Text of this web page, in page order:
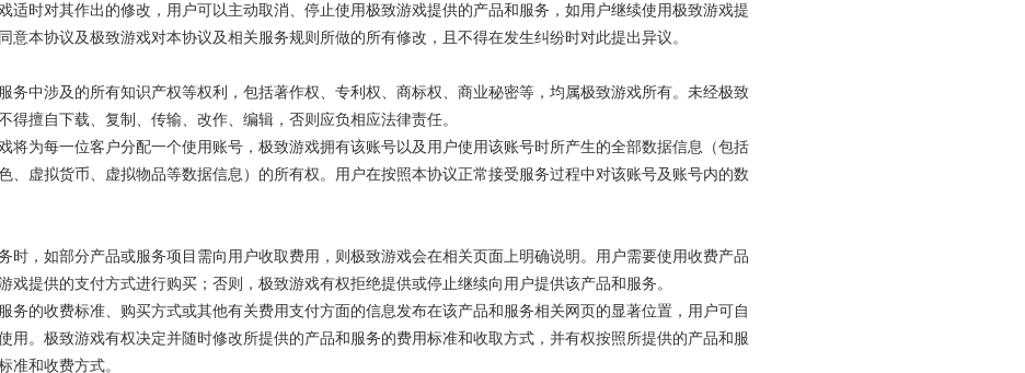
适时对其作出的修改，用户可以主动取消、停止使用极致游戏提供的产品和服务，如用户继续使用极致游戏提
意本协议及极致游戏对本协议及相关服务规则所做的所有修改，且不得在发生纠纷时对此提出异议。
务中涉及的所有知识产权等权利，包括著作权、专利权、商标权、商业秘密等，均属极致游戏所有。未经极致
得擅自下载、复制、传输、改作、编辑，否则应负相应法律责任。
将为每一位客户分配一个使用账号，极致游戏拥有该账号以及用户使用该账号时所产生的全部数据信息（包括
、虚拟货币、虚拟物品等数据信息）的所有权。用户在按照本协议正常接受服务过程中对该账号及账号内的数
时，如部分产品或服务项目需向用户收取费用，则极致游戏会在相关页面上明确说明。用户需要使用收费产品
戏提供的支付方式进行购买；否则，极致游戏有权拒绝提供或停止继续向用户提供该产品和服务。
务的收费标准、购买方式或其他有关费用支付方面的信息发布在该产品和服务相关网页的显著位置，用户可自
用。极致游戏有权决定并随时修改所提供的产品和服务的费用标准和收取方式，并有权按照所提供的产品和服
准和收费方式。